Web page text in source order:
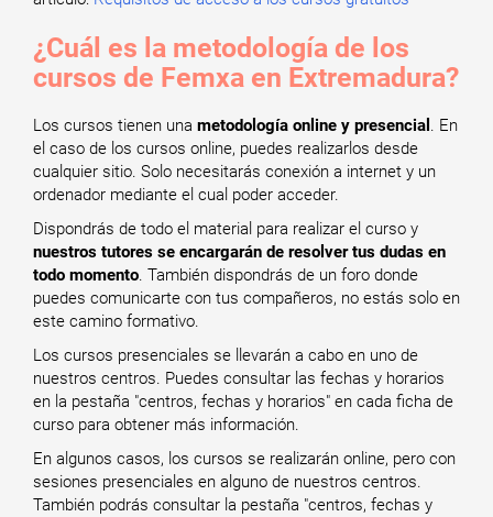
¿Cuál es la metodología de los
cursos de Femxa en Extremadura?
Los cursos tienen una metodología online y presencial . En
el caso de los cursos online, puedes realizarlos desde
cualquier sitio. Solo necesitarás conexión a internet y un
ordenador mediante el cual poder acceder.
Dispondrás de todo el material para realizar el curso y
nuestros tutores se encargarán de resolver tus dudas en
todo momento. También dispondrás de un foro donde
puedes comunicarte con tus compañeros, no estás solo en
este camino formativo.
Los cursos presenciales se llevarán a cabo en uno de
nuestros centros. Puedes consultar las fechas y horarios
en la pestaña "centros, fechas y horarios" en cada ficha de
curso para obtener más información.
En algunos casos, los cursos se realizarán online, pero con
sesiones presenciales en alguno de nuestros centros.
También podrás consultar la pestaña "centros, fechas y